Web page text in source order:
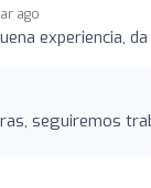
ago
experiencia,
seguiremos